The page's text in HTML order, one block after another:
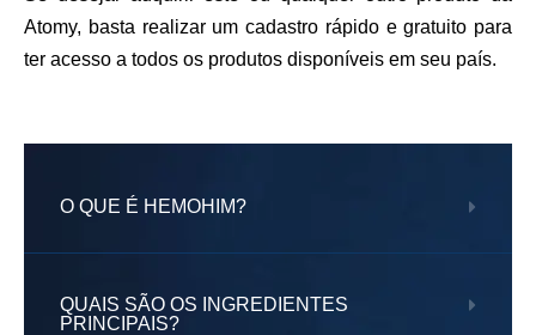
Atomy, basta realizar um cadastro rápido e gratuito para
ter acesso a todos os produtos disponíveis em seu país.
O QUE É HEMOHIM?
QUAIS SÃO OS INGREDIENTES
PRINCIPAIS?